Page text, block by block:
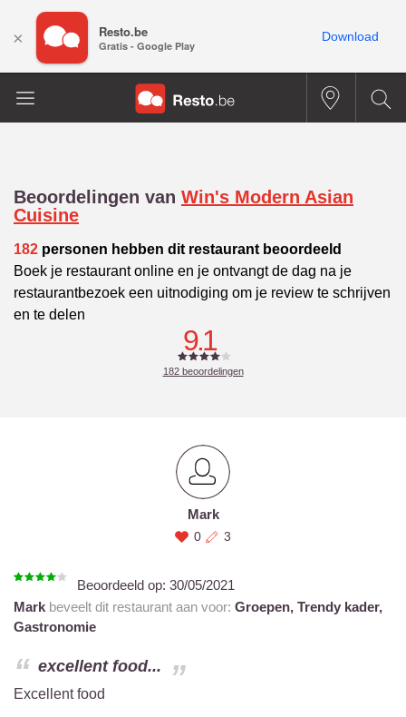
Beoordelingen van Win's Modern Asian
Cuisine
182 personen hebben dit restaurant beoordeeld
Boek je restaurant online en je ontvangt de dag na je
restaurantbezoek een uitnodiging om je review te schrijven
en te delen
9.1
182beoordelingen
Mark
0 3
Beoordeeld op: 30/05/2021
Mark beveelt dit restaurant aan voor: Groepen, Trendy kader,
Gastronomie
excellent food...
Excellent food
× Resto.be
Gratis - Google Play
Download